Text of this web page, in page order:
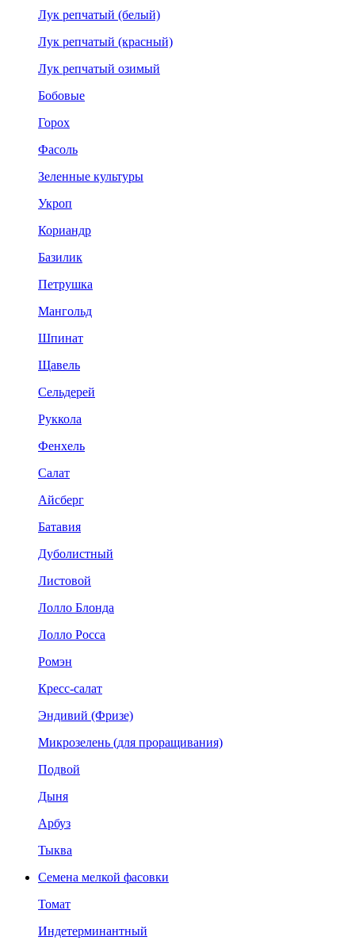
Лук репчатый (белый)
Лук репчатый (красный)
Лук репчатый озимый
Бобовые
Горох
Фасоль
Зеленные культуры
Укроп
Кориандр
Базилик
Петрушка
Мангольд
Шпинат
Щавель
Сельдерей
Руккола
Фенхель
Салат
Айсберг
Батавия
Дуболистный
Листовой
Лолло Блонда
Лолло Росса
Ромэн
Кресс-салат
Эндивий (Фризе)
Микрозелень (для проращивания)
Подвой
Дыня
Арбуз
Тыква
Семена мелкой фасовки
Томат
Индетерминантный